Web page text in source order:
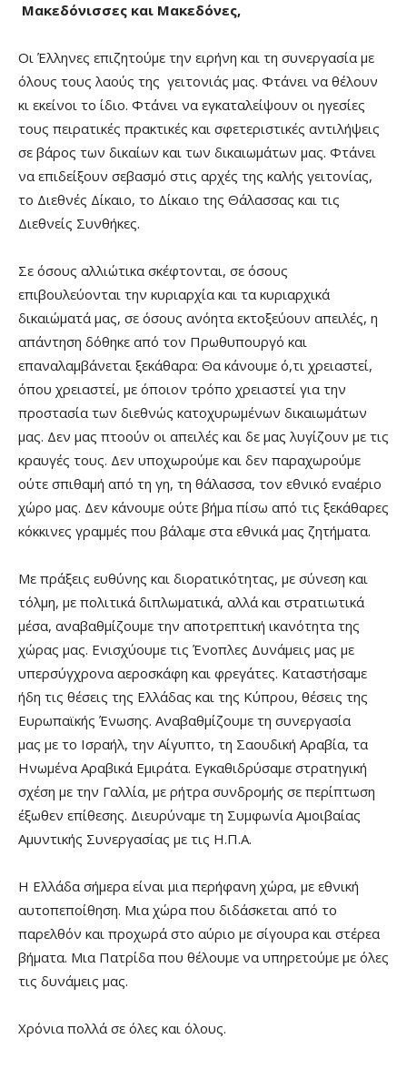
Μακεδόνισσες και Μακεδόνες,
Οι Έλληνες επιζητούμε την ειρήνη και τη συνεργασία με
όλους τους λαούς της γειτονιάς μας. Φτάνει να θέλουν
κι εκείνοι το ίδιο. Φτάνει να εγκαταλείψουν οι ηγεσίες
τους πειρατικές πρακτικές και σφετεριστικές αντιλήψεις
σε βάρος των δικαίων και των δικαιωμάτων μας. Φτάνει
να επιδείξουν σεβασμό στις αρχές της καλής γειτονίας,
το Διεθνές Δίκαιο, το Δίκαιο της Θάλασσας και τις
Διεθνείς Συνθήκες.
Σε όσους αλλιώτικα σκέφτονται, σε όσους
επιβουλεύονται την κυριαρχία και τα κυριαρχικά
δικαιώματά μας, σε όσους ανόητα εκτοξεύουν απειλές, η
απάντηση δόθηκε από τον Πρωθυπουργό και
επαναλαμβάνεται ξεκάθαρα: Θα κάνουμε ό,τι χρειαστεί,
όπου χρειαστεί, με όποιον τρόπο χρειαστεί για την
προστασία των διεθνώς κατοχυρωμένων δικαιωμάτων
μας. Δεν μας πτοούν οι απειλές και δε μας λυγίζουν με τις
κραυγές τους. Δεν υποχωρούμε και δεν παραχωρούμε
ούτε σπιθαμή από τη γη, τη θάλασσα, τον εθνικό εναέριο
χώρο μας. Δεν κάνουμε ούτε βήμα πίσω από τις ξεκάθαρες
κόκκινες γραμμές που βάλαμε στα εθνικά μας ζητήματα.
Με πράξεις ευθύνης και διορατικότητας, με σύνεση και
τόλμη, με πολιτικά διπλωματικά, αλλά και στρατιωτικά
μέσα, αναβαθμίζουμε την αποτρεπτική ικανότητα της
χώρας μας. Ενισχύουμε τις Ένοπλες Δυνάμεις μας με
υπερσύγχρονα αεροσκάφη και φρεγάτες. Καταστήσαμε
ήδη τις θέσεις της Ελλάδας και της Κύπρου, θέσεις της
Ευρωπαϊκής Ένωσης. Αναβαθμίζουμε τη συνεργασία
μας με το Ισραήλ, την Αίγυπτο, τη Σαουδική Αραβία, τα
Ηνωμένα Αραβικά Εμιράτα. Εγκαθιδρύσαμε στρατηγική
σχέση με την Γαλλία, με ρήτρα συνδρομής σε περίπτωση
έξωθεν επίθεσης. Διευρύναμε τη Συμφωνία Αμοιβαίας
Αμυντικής Συνεργασίας με τις Η.Π.Α.
Η Ελλάδα σήμερα είναι μια περήφανη χώρα, με εθνική
αυτοπεποίθηση. Μια χώρα που διδάσκεται από το
παρελθόν και προχωρά στο αύριο με σίγουρα και στέρεα
βήματα. Μια Πατρίδα που θέλουμε να υπηρετούμε με όλες
τις δυνάμεις μας.
Χρόνια πολλά σε όλες και όλους.